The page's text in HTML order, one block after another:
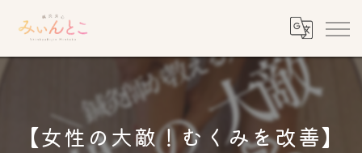
【女性の大敵！むくみを改善】